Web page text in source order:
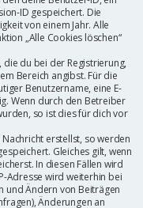
ID gespeichert. Die
von einem Jahr. Alle
„Alle Cookies löschen“
du bei der Registrierung,
Bereich angibst. Für die
Benutzername, eine E-
Wenn durch den Betreiber
so ist dies für dich vor
erstellst, so werden
Gleiches gilt, wenn
In diesen Fällen wird
Adresse wird weiterhin bei
und Ändern von Beiträgen
Änderungen an